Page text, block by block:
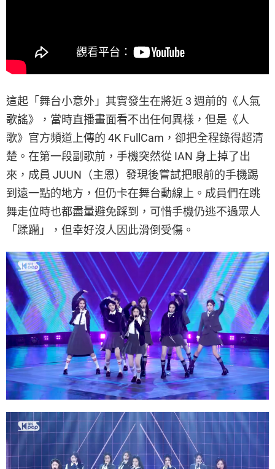
這起「舞台小意外」其實發生在將近 3 週前的《人氣
歌謠》，當時直播畫面看不出任何異樣，但是《人
歌》官方頻道上傳的 4K FullCam，卻把全程錄得超清
楚。在第一段副歌前，手機突然從 IAN 身上掉了出
來，成員 JUUN（主恩）發現後嘗試把眼前的手機踢
到遠一點的地方，但仍卡在舞台動線上。成員們在跳
舞走位時也都盡量避免踩到，可惜手機仍逃不過眾人
「蹂躪」，但幸好沒人因此滑倒受傷。